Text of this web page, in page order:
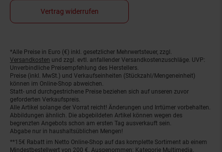
Vertrag widerrufen
Fußnoten
*Alle Preise in Euro (€) inkl. gesetzlicher Mehrwertsteuer, zzgl.
Versandkosten und zzgl. evtl. anfallender Versandkostenzuschläge. UVP:
Unverbindliche Preisempfehlung des Herstellers.
Preise (inkl. MwSt.) und Verkaufseinheiten (Stückzahl/Mengeneinheit)
können im Online-Shop abweichen.
Statt- und durchgestrichene Preise beziehen sich auf unseren zuvor
geforderten Verkaufspreis.
Alle Artikel solange der Vorrat reicht! Änderungen und Irrtümer vorbehalten.
Abbildungen ähnlich. Die abgebildeten Artikel können wegen des
begrenzten Angebots schon am ersten Tag ausverkauft sein.
Abgabe nur in haushaltsüblichen Mengen!
**15€ Rabatt im Netto Online-Shop auf das komplette Sortiment ab einem
Mindestbestellwert von 200 €. Ausgenommen: Kategorie Multimedia,